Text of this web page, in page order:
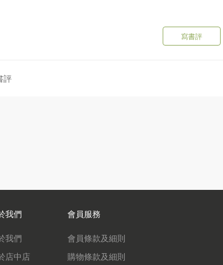
寫書評
評
我們
我們
店中店
會員服務
會員條款及細則
購物條款及細則